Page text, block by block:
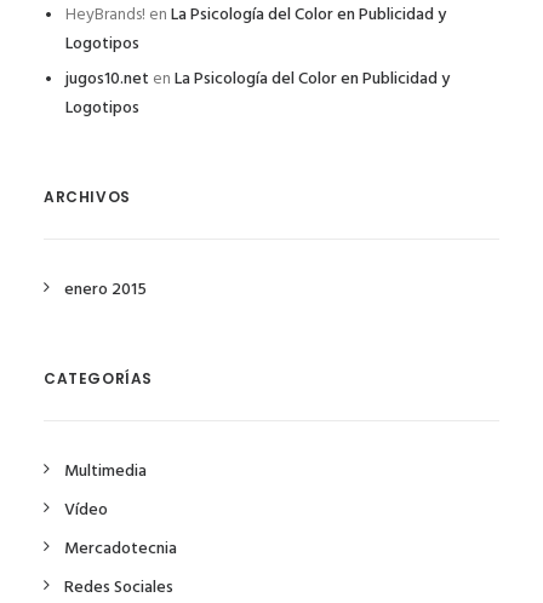
HeyBrands! enLa Psicología del Color en Publicidad y
Logotipos
jugos10.net enLa Psicología del Color en Publicidad y
Logotipos
ARCHIVOS
enero 2015
CATEGORÍAS
Multimedia
Vídeo
Mercadotecnia
Redes Sociales